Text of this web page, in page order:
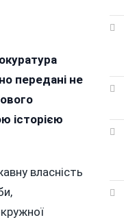
передані не
історією
власність